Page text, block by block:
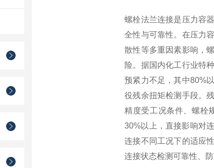
螺栓法兰连接是压力容
全性与可靠性。在压力
散性等多重因素影响，
险。据国内化工行业特
预紧力不足，其中80%
役残余扭矩检测手段。
精度受工况条件、螺栓
30%以上，直接影响对
连接不同工况下的适应
连接状态检测可靠性、